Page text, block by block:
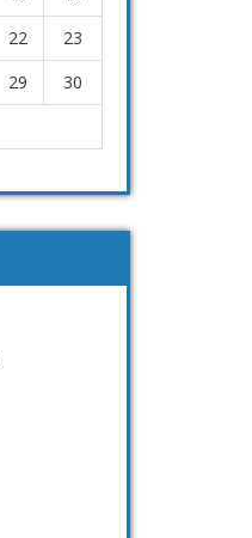
22
23
29
30